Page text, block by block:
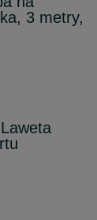
3 metry,